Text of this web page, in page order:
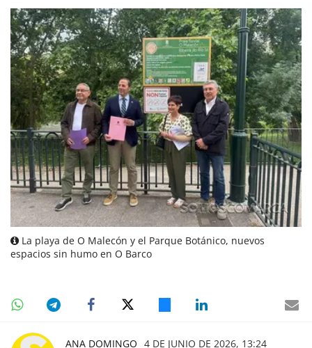
La playa de O Malecón y el Parque Botánico, nuevos
espacios sin humo en O Barco
ANA DOMINGO 4 DE JUNIO DE 2026, 13:24